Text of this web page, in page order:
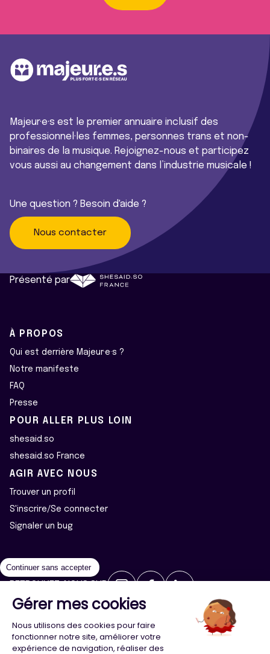
Majeur·e·s est le premier annuaire inclusif des
professionnel·les femmes, personnes trans et non-
binaires de la musique. Rejoignez-nous et participez
vous aussi au changement dans l’industrie musicale !
Une question ? Besoin d'aide ?
Nous contacter
Présenté par
À PROPOS
Qui est derrière Majeur·e·s ?
Notre manifeste
FAQ
Presse
POUR ALLER PLUS LOIN
shesaid.so
shesaid.so France
AGIR AVEC NOUS
Trouver un profil
S'inscrire/Se connecter
Signaler un bug
2026 ©Majeur·e·s - Tous droits réservés
Politique de confidentialité
Cookies
Continuer sans accepter
Gérer mes cookies
Nous utilisons des cookies pour faire
fonctionner notre site, améliorer votre
expérience de navigation, réaliser des